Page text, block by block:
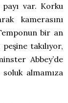
var. Korku
kamerasını
bir an
takılıyor,
Abbey’de
almamıza